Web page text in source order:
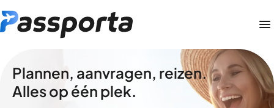
Plannen, aanvragen, reizen.
Alles op één plek.